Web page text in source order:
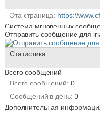
Эта страница
https://
Система мгновенных
Отправить сообщение для
Статистика
Всего сообщений
Всего сообщений 0
Сообщений в день 0
Дополнительная